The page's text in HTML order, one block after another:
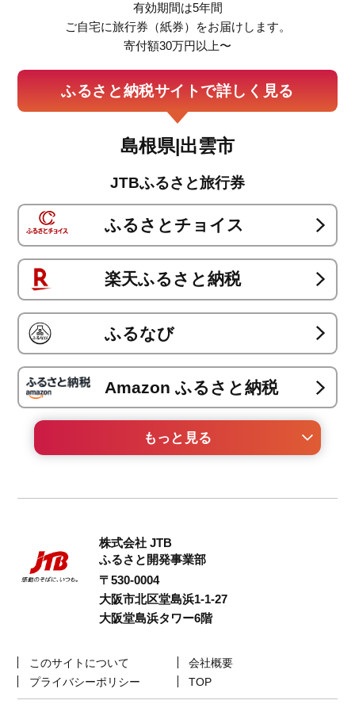
まいふる
ふるさとプレミアム
有効期間は5年間
ご自宅に旅行券（紙券）をお届けします。
寄付額30万円以上〜
ふるさと納税サイトで詳しく見る
島根県|出雲市
JTBふるさと旅行券
ふるさとチョイス
楽天ふるさと納税
ふるなび
Amazon ふるさと納税
au PAY ふるさと納税
セゾンのふるさと納税
ANAのふるさと納税
カブ&ふるさと納税
JRE MALL ふるさと納税
もっと見る
株式会社 JTB
ふるさと開発事業部
〒530-0004
大阪市北区堂島浜1-1-27
大阪堂島浜タワー6階
このサイトについて
会社概要
プライバシーポリシー
TOP